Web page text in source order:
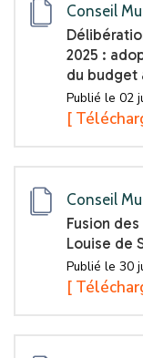
Conseil
2025 :
du budget
Publié le 02
[
Conseil
Fusion
Louise de
Publié le 30
[